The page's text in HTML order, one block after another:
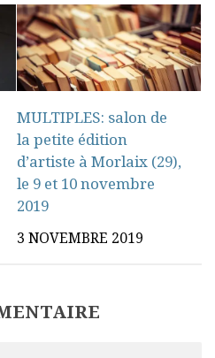
MULTIPLES: salon de
la petite édition
d’artiste à Morlaix (29),
le 9 et 10 novembre
2019
3 NOVEMBRE 2019